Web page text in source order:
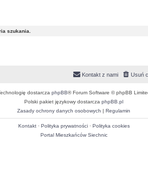
szukania.
Usuń
Kontakt z nami
dostarcza phpBB® Forum Software © phpBB
Polski pakiet językowy dostarcza phpBB.pl
Zasady ochrony danych osobowych | Regulamin
Kontakt· Polityka prywatności· Polityka cookies
Portal Mieszkańców Siechnic